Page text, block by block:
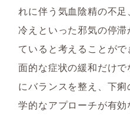
れに伴う気血陰精の不足
冷えといった邪気の停
ていると考えることが
面的な症状の緩和だけ
にバランスを整え、下
学的なアプローチが有効